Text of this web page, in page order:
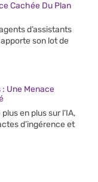
Cachée Du Plan
d’assistants
son lot de
: Une Menace
en plus sur l’IA,
d’ingérence et